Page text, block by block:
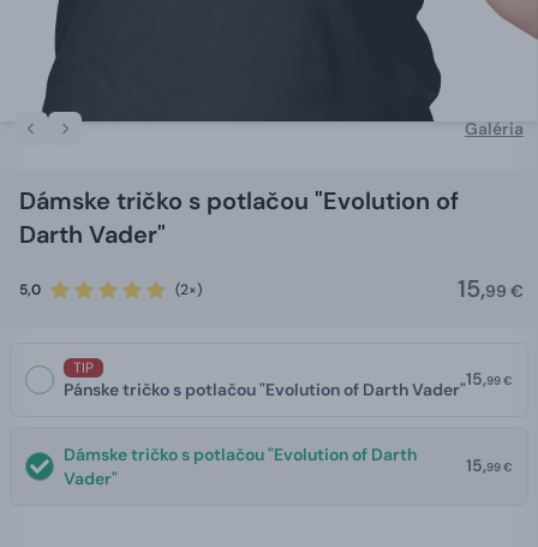
Galéria
Dámske tričko s potlačou "Evolution of
Darth Vader"
5,0 (2×) 15,99 €
TIP
Pánske tričko s potlačou "Evolution of Darth Vader"15,99 €
Dámske tričko s potlačou "Evolution of Darth
Vader"
15,99 €